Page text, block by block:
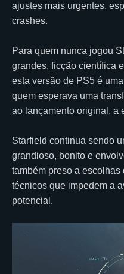
ajustes mais urgentes,
crashes.
Para quem nunca jogou
grandes, ficção científica
esta versão de PS5 é
quem esperava uma
ao lançamento original, a
Starfield continua sendo
grandioso, bonito e
também preso a
técnicos que impedem a
potencial.